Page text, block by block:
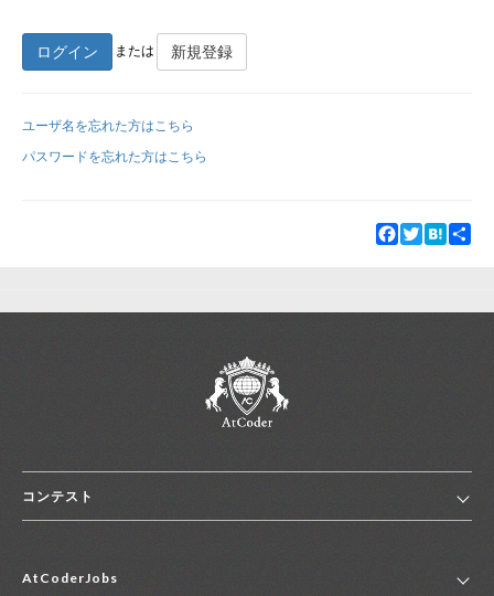
新規登録
ログイン または 新規登録
ユーザ名を忘れた方はこちら
パスワードを忘れた方はこちら
Facebook
TwitterHatena
コンテスト
コンテスト一覧
AtCoderJobs